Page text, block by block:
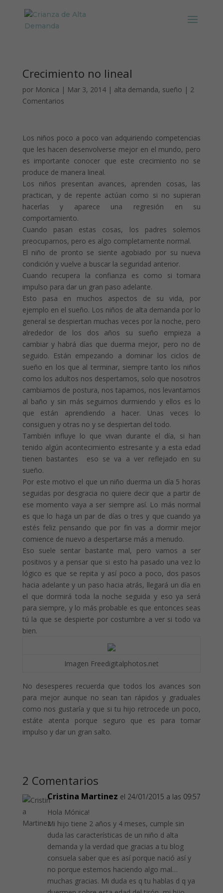
Crecimiento no lineal
por Monica | Mar 3, 2014| alta demanda, sueño | 2
Comentarios
Los niños poco a poco van adquiriendo competencias
que les hacen desenvolverse mejor en el mundo, pero
es importante conocer que este crecimiento no se
produce de manera lineal.
Los niños presentan avances, aprenden cosas, las
practican, y de repente actúan como si no supieran
hacerlas y aparece una regresión en su
comportamiento.
Cuando pasan estas cosas, los padres solemos
preocuparnos, pero es algo completamente normal.
El niño de pronto se siente agobiado por su nueva
condición y vuelve a buscar la seguridad anterior.
Cuando recupera la confianza es como si tomara
impulso para dar un gran paso adelante.
Esto pasa en muchos aspectos de su vida, por
ejemplo en el sueño. Los niños de alta demanda por lo
general se despiertan muchas veces por la noche, pero
alrededor de los dos años su sueño empieza a
cambiar y habrá días que duerma mejor, pero no de
seguido. Están empezando a dominar los ciclos de
sueño en los que al terminar, siempre tanto los niños
como los adultos nos despertamos, solo que nosotros
cambiamos de postura, nos tapamos, nos levantamos
al baño y sin más seguimos durmiendo y ellos es lo
que están aprendiendo a hacer. Unas veces lo
consiguen y otras no y se despiertan del todo.
También influye lo que vivan durante el día, si han
tenido algún acontecimiento estresante y a esta edad
tienen bastantes eso se va a ver reflejado en su
sueño.
Por este motivo el que un niño duerma un día 5 horas
seguidas por desgracia no quiere decir que a partir de
ese momento vaya a ser siempre así. Lo más normal
es que lo haga un par de días o tres y que cuando ya
estés feliz pensando que por fin vas a dormir mejor
comience de nuevo a despertarse más a menudo.
Eso suele sentar bastante mal, pero vamos a ser
positivos y a pensar que si esto ha pasado una vez lo
lógico es que se repita y así poco a poco, dos pasos
hacia adelante y un paso hacia atrás, llegará un día en
el que dormirá toda la noche seguida y eso ya será
para siempre, y lo más probable es que entonces seas
tú la que se despierte por costumbre a ver si todo va
bien.
Imagen Freedigitalphotos.net
No desesperes recuerda que todos los avances son
para mejor aunque no sean tan rápidos y graduales
como nos gustaría y que si tu hijo retrocede un poco,
estáte atenta porque seguro que es para tomar
impulso y dar un gran salto.
2 Comentarios
Cristina Martinez el 24/01/2015 a las 09:57
Hola Mónica!
Mi hijo tiene 2 años y 4 meses, cumple sin
duda las características de un niño d alta
demanda y la verdad que gracias a tu blog
consuela saber que es así porque nació así y
no porque estemos haciendo algo mal…
muchas gracias. Mi duda es q tu hablas d q ya